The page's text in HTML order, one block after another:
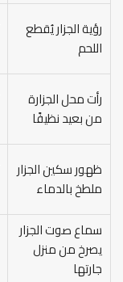
رؤية الجزار يُقطع
اللحم
رأت محل الجزارة
من بعيد نظيفًا
ظهور سكين الجزار
ملطخ بالدماء
سماع صوت الجزار
يصرخ من منزل
جارتها